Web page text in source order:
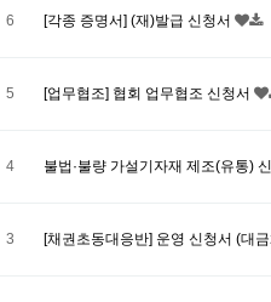
6 [각종 증명서] (재)발급 신청서
5 [업무협조] 협회 업무협조 신청서
4 불법·불량 가설기자재 제조(유통)
3 [채권초동대응반] 운영 신청서 (대